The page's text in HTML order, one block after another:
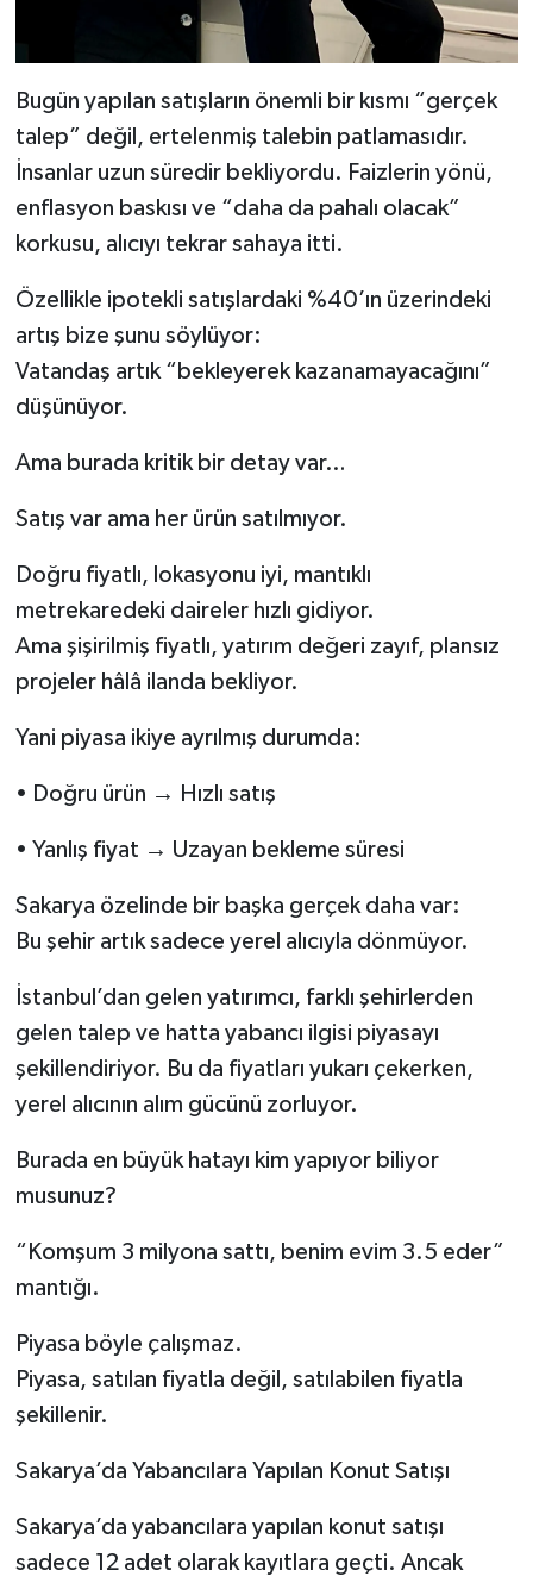
Bugün yapılan satışların önemli bir kısmı “gerçek
talep” değil, ertelenmiş talebin patlamasıdır.
İnsanlar uzun süredir bekliyordu. Faizlerin yönü,
enflasyon baskısı ve “daha da pahalı olacak”
korkusu, alıcıyı tekrar sahaya itti.
Özellikle ipotekli satışlardaki %40’ın üzerindeki
artış bize şunu söylüyor:
Vatandaş artık “bekleyerek kazanamayacağını”
düşünüyor.
Ama burada kritik bir detay var…
Satış var ama her ürün satılmıyor.
Doğru fiyatlı, lokasyonu iyi, mantıklı
metrekaredeki daireler hızlı gidiyor.
Ama şişirilmiş fiyatlı, yatırım değeri zayıf, plansız
projeler hâlâ ilanda bekliyor.
Yani piyasa ikiye ayrılmış durumda:
• Doğru ürün → Hızlı satış
• Yanlış fiyat → Uzayan bekleme süresi
Sakarya özelinde bir başka gerçek daha var:
Bu şehir artık sadece yerel alıcıyla dönmüyor.
İstanbul’dan gelen yatırımcı, farklı şehirlerden
gelen talep ve hatta yabancı ilgisi piyasayı
şekillendiriyor. Bu da fiyatları yukarı çekerken,
yerel alıcının alım gücünü zorluyor.
Burada en büyük hatayı kim yapıyor biliyor
musunuz?
“Komşum 3 milyona sattı, benim evim 3.5 eder”
mantığı.
Piyasa böyle çalışmaz.
Piyasa, satılan fiyatla değil, satılabilen fiyatla
şekillenir.
Sakarya’da Yabancılara Yapılan Konut Satışı
Sakarya’da yabancılara yapılan konut satışı
sadece 12 adet olarak kayıtlara geçti. Ancak